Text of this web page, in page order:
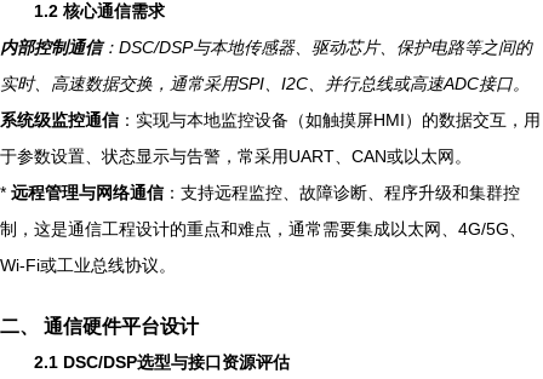
1.2 核心通信需求
内部控制通信：DSC/DSP与本地传感器、驱动芯片、保护电路等之间的
实时、高速数据交换，通常采用SPI、I2C、并行总线或高速ADC接口。
系统级监控通信：实现与本地监控设备（如触摸屏HMI）的数据交互，用
于参数设置、状态显示与告警，常采用UART、CAN或以太网。
* 远程管理与网络通信：支持远程监控、故障诊断、程序升级和集群控
制，这是通信工程设计的重点和难点，通常需要集成以太网、4G/5G、
Wi-Fi或工业总线协议。
二、 通信硬件平台设计
2.1 DSC/DSP选型与接口资源评估